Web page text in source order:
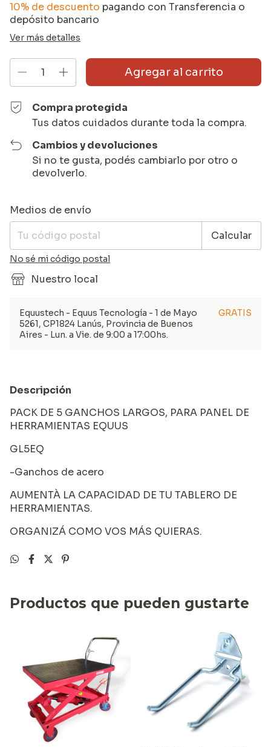
10% de descuento pagando con Transferencia o
depósito bancario
Ver más detalles
Compra protegida
Tus datos cuidados durante toda la compra.
Cambios y devoluciones
Si no te gusta, podés cambiarlo por otro o
devolverlo.
Entregas para el CP:
Medios de envío
Calcular
No sé mi código postal
Nuestro local
Equustech - Equus Tecnología - 1 de Mayo
5261, CP1824 Lanús, Provincia de Buenos
Aires - Lun. a Vie. de 9:00 a 17:00hs.
GRATIS
Descripción
PACK DE 5 GANCHOS LARGOS, PARA PANEL DE
HERRAMIENTAS EQUUS
GL5EQ
-Ganchos de acero
AUMENTÀ LA CAPACIDAD DE TU TABLERO DE
HERRAMIENTAS.
ORGANIZÁ COMO VOS MÁS QUIERAS.
Productos que pueden gustarte